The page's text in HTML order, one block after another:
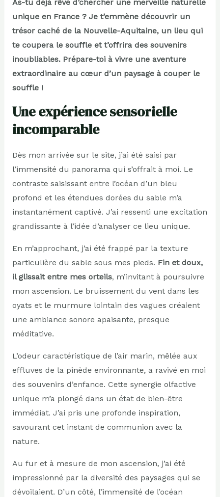
As-tu déjà rêvé d’chercher une merveille naturelle
unique en France ? Je t’emmène découvrir un
trésor caché de la Nouvelle-Aquitaine, un lieu qui
te coupera le souffle et t’offrira des souvenirs
inoubliables. Prépare-toi à vivre une aventure
extraordinaire au cœur d’un paysage à couper le
souffle !
Une expérience sensorielle
incomparable
Dès mon arrivée sur le site, j’ai été saisi par
l’immensité du panorama qui s’offrait à moi. Le
contraste saisissant entre l’océan d’un bleu
profond et les étendues dorées du sable m’a
instantanément captivé. J’ai ressenti une excitation
grandissante à l’idée d’analyser ce lieu unique.
En m’approchant, j’ai été frappé par la texture
particulière du sable sous mes pieds. Fin et doux,
il glissait entre mes orteils, m’invitant à poursuivre
mon ascension. Le bruissement du vent dans les
oyats et le murmure lointain des vagues créaient
une ambiance sonore apaisante, presque
méditative.
L’odeur caractéristique de l’air marin, mêlée aux
effluves de la pinède environnante, a ravivé en moi
des souvenirs d’enfance. Cette synergie olfactive
unique m’a plongé dans un état de bien-être
immédiat. J’ai pris une profonde inspiration,
savourant cet instant de communion avec la
nature.
Au fur et à mesure de mon ascension, j’ai été
impressionné par la diversité des paysages qui se
dévoilaient. D’un côté, l’immensité de l’océan